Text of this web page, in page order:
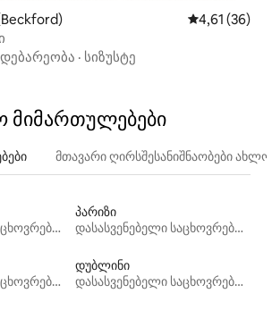
საშუალო
4,61 (36)
· სიზუსტე
მიმართულებები
მთავარი ღირსშესანიშნაობები
დასასვენებელი საცხოვრებლები
პარიზი
დასასვენებელი საცხოვრებლები
დასასვენებელი საცხოვრებლები
დუბლინი
დასასვენებელი საცხოვრებლები